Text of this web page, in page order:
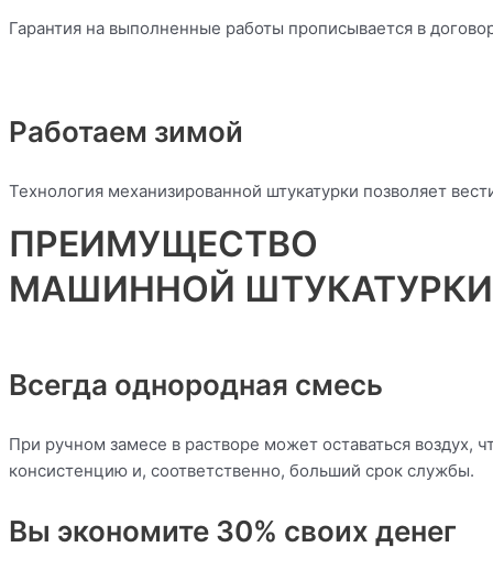
Гарантия на выполненные работы прописывается в
Работаем зимой
Технология механизированной штукатурки позволяет
ПРЕИМУЩЕСТВО
МАШИННОЙ ШТУКАТУРКИ
Всегда однородная смесь
При ручном замесе в растворе может оставаться
консистенцию и, соответственно, больший срок службы.
Вы экономите 30% своих денег